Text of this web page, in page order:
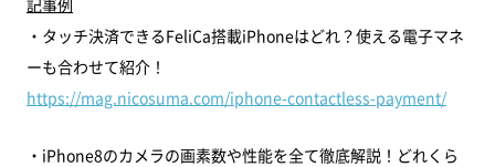
記事例
・タッチ決済できるFeliCa搭載iPhoneはどれ？使える電子マネ
ーも合わせて紹介！
https://mag.nicosuma.com/iphone-contactless-payment/
・iPhone8のカメラの画素数や性能を全て徹底解説！どれくら